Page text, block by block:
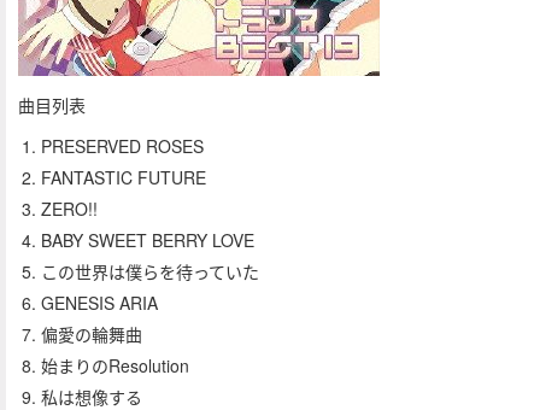
曲目列表
1. PRESERVED ROSES
2. FANTASTIC FUTURE
3. ZERO!!
4. BABY SWEET BERRY LOVE
5. この世界は僕らを待っていた
6. GENESIS ARIA
7. 偏愛の輪舞曲
8. 始まりのResolution
9. 私は想像する